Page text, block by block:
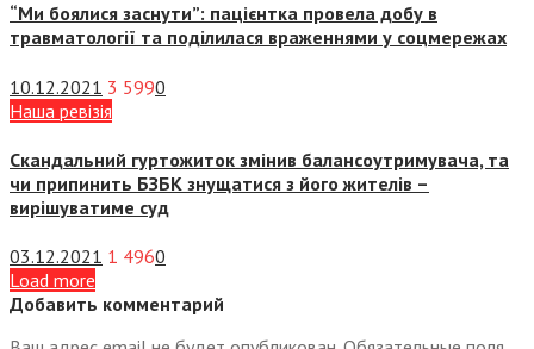
“Ми боялися заснути”: пацієнтка провела добу в
травматології та поділилася враженнями у соцмережах
10.12.2021 3 5990
Наша ревізія
Скандальний гуртожиток змінив балансоутримувача, та
чи припинить БЗБК знущатися з його жителів –
вирішуватиме суд
03.12.2021 1 4960
Load more
Добавить комментарий